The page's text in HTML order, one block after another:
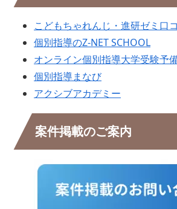
こどもちゃれんじ・進研ゼミ口
個別指導のZ-NET SCHOOL
オンライン個別指導大学受験予
個別指導まなび
アクシブアカデミー
案件掲載のご案内